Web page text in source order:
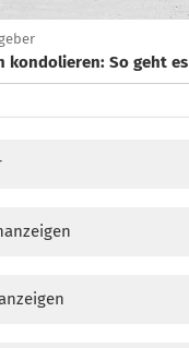
kondolieren: So geht es